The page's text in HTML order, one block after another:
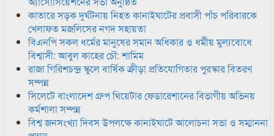
কাতারে সড়ক দুর্ঘটনায় নিহত কানাইঘাটের প্রবাসী পাঁচ পরিবারকে
খেলাফত মজলিসের নগদ সহায়তা
বিএনপি সকল ধর্মের মানুষের সমান অধিকার ও ধর্মীয় মুল্যবোধে
বিশ্বাসী: আবুল কাহের চৌ: শামিম
রাজা গিরিশচন্দ্র স্কুলে বার্ষিক ক্রীড়া প্রতিযোগিতার পুরস্কার বিতরণ
সম্পন্ন
সিলেটে বাংলাদেশ গ্রুপ থিয়েটার ফেডারেশানের বিভাগীয় অভিনয়
কর্মশালা সম্পন্ন
বিশ্ব জনসংখ্যা দিবস উপলক্ষে কানাইঘাটে আলোচনা সভা ও সম্মাননা